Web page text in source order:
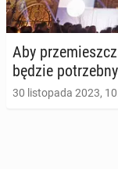
Aby
będzie
30 listopada 2023,